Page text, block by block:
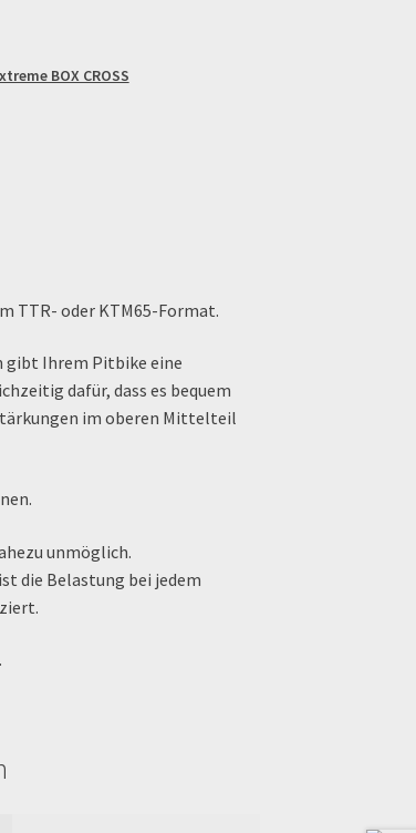
BOX CROSS
TTR- oder KTM65-Format.
gibt Ihrem Pitbike eine
dafür, dass es bequem
im oberen Mittelteil
unmöglich.
die Belastung bei jedem